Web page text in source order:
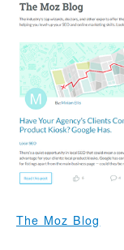
The Moz Blog